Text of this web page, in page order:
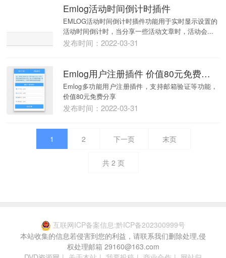
Emlog活动时间倒计时插件
EMLOG活动时间倒计时插件功能用于实时显示设置的
活动时间倒计时，当分享一些活动文章时，活动会...
发布时间：2022-03-31
Emlog用户注册插件 价值80元免费分享
Emlog多功能用户注册插件，支持邮箱验证等功能，
价值80元免费分享
发布时间：2022-03-31
1 2 下一页 末页
共 2 页
互联网ICP备案信息:黔ICP备202300999号
本站收集的信息若侵害到您的利益，请联系我们删除处理,侵
权处理邮箱 29160@163.com